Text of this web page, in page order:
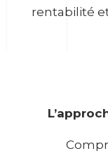
rentabilité